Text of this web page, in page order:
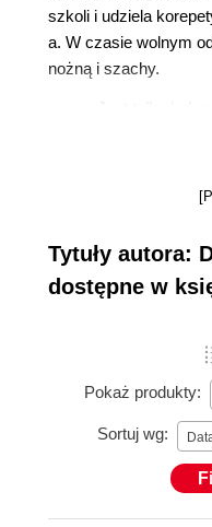
szkoli i udziela
a. W czasie wolnym
nożną i szachy.
Tytuły autora:
dostępne w
Pokaż produkty:
Sortuj wg: